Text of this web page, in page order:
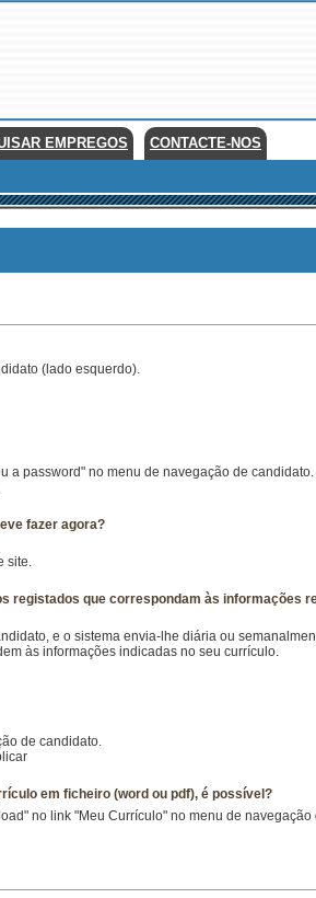
EMPREGOS CONTACTE-NOS
(lado esquerdo).
a password" no menu de navegação de candidato.
fazer agora?
site.
registados que correspondam às informações
e o sistema envia-lhe diária ou
às informações indicadas no seu currículo.
de candidato.
em ficheiro (word ou pdf), é possível?
no link "Meu Currículo" no menu de navegação